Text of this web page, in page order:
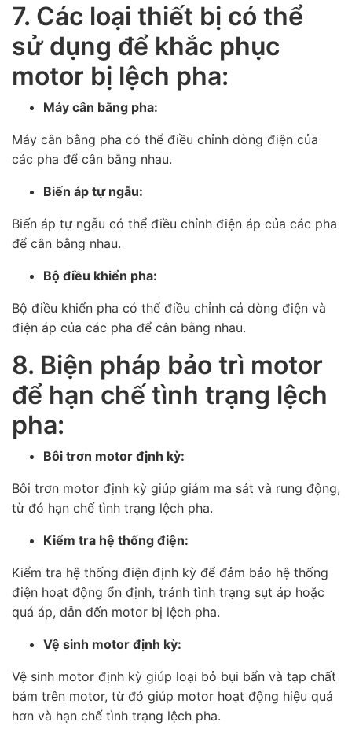
7. Các loại thiết bị có thể
sử dụng để khắc phục
motor bị lệch pha:
Máy cân bằng pha:
Máy cân bằng pha có thể điều chỉnh dòng điện của
các pha để cân bằng nhau.
Biến áp tự ngẫu:
Biến áp tự ngẫu có thể điều chỉnh điện áp của các pha
để cân bằng nhau.
Bộ điều khiển pha:
Bộ điều khiển pha có thể điều chỉnh cả dòng điện và
điện áp của các pha để cân bằng nhau.
8. Biện pháp bảo trì motor
để hạn chế tình trạng lệch
pha:
Bôi trơn motor định kỳ:
Bôi trơn motor định kỳ giúp giảm ma sát và rung động,
từ đó hạn chế tình trạng lệch pha.
Kiểm tra hệ thống điện:
Kiểm tra hệ thống điện định kỳ để đảm bảo hệ thống
điện hoạt động ổn định, tránh tình trạng sụt áp hoặc
quá áp, dẫn đến motor bị lệch pha.
Vệ sinh motor định kỳ:
Vệ sinh motor định kỳ giúp loại bỏ bụi bẩn và tạp chất
bám trên motor, từ đó giúp motor hoạt động hiệu quả
hơn và hạn chế tình trạng lệch pha.